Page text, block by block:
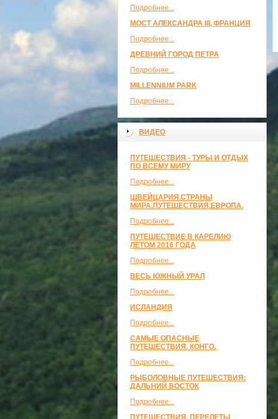
Подробнее...
МОСТ АЛЕКСАНДРА III, ФРАНЦИЯ
Подробнее...
ДРЕВНИЙ ГОРОД ПЕТРА
Подробнее...
MILLENNIUM PARK
Подробнее...
ВИДЕО
ПУТЕШЕСТВИЯ - ТУРЫ И ОТДЫХ
ПО ВСЕМУ МИРУ
Подробнее...
ШВЕЙЦАРИЯ.СТРАНЫ
МИРА.ПУТЕШЕСТВИЯ.ЕВРОПА.
Подробнее...
ПУТЕШЕСТВИЕ В КАРЕЛИЮ
ЛЕТОМ 2016 ГОДА
Подробнее...
ВЕСЬ ЮЖНЫЙ УРАЛ
Подробнее...
ИСЛАНДИЯ
Подробнее...
САМЫЕ ОПАСНЫЕ
ПУТЕШЕСТВИЯ. КОНГО.
Подробнее...
РЫБОЛОВНЫЕ ПУТЕШЕСТВИЯ:
ДАЛЬНИЙ ВОСТОК
Подробнее...
ПУТЕШЕСТВИЯ, ПЕРЕЛЕТЫ